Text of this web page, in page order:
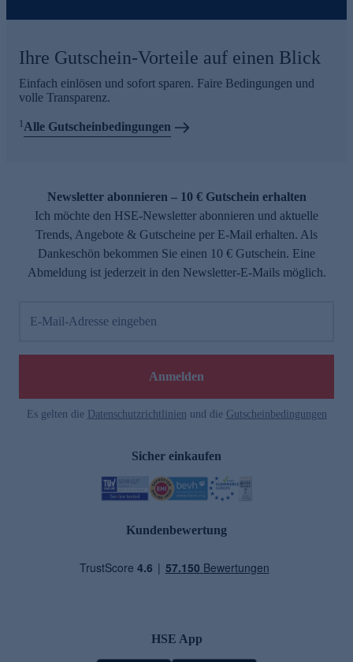
Ihre Gutschein-Vorteile auf einen Blick
Einfach einlösen und sofort sparen. Faire Bedingungen und
volle Transparenz.
1Alle Gutscheinbedingungen
Newsletter abonnieren – 10 € Gutschein erhalten
Ich möchte den HSE-Newsletter abonnieren und aktuelle
Trends, Angebote & Gutscheine per E-Mail erhalten. Als
Dankeschön bekommen Sie einen 10 € Gutschein. Eine
Abmeldung ist jederzeit in den Newsletter-E-Mails möglich.
E-Mail-Adresse eingeben
Anmelden
Es gelten die Datenschutzrichtlinien und die Gutscheinbedingungen
Sicher einkaufen
Kundenbewertung
HSE App